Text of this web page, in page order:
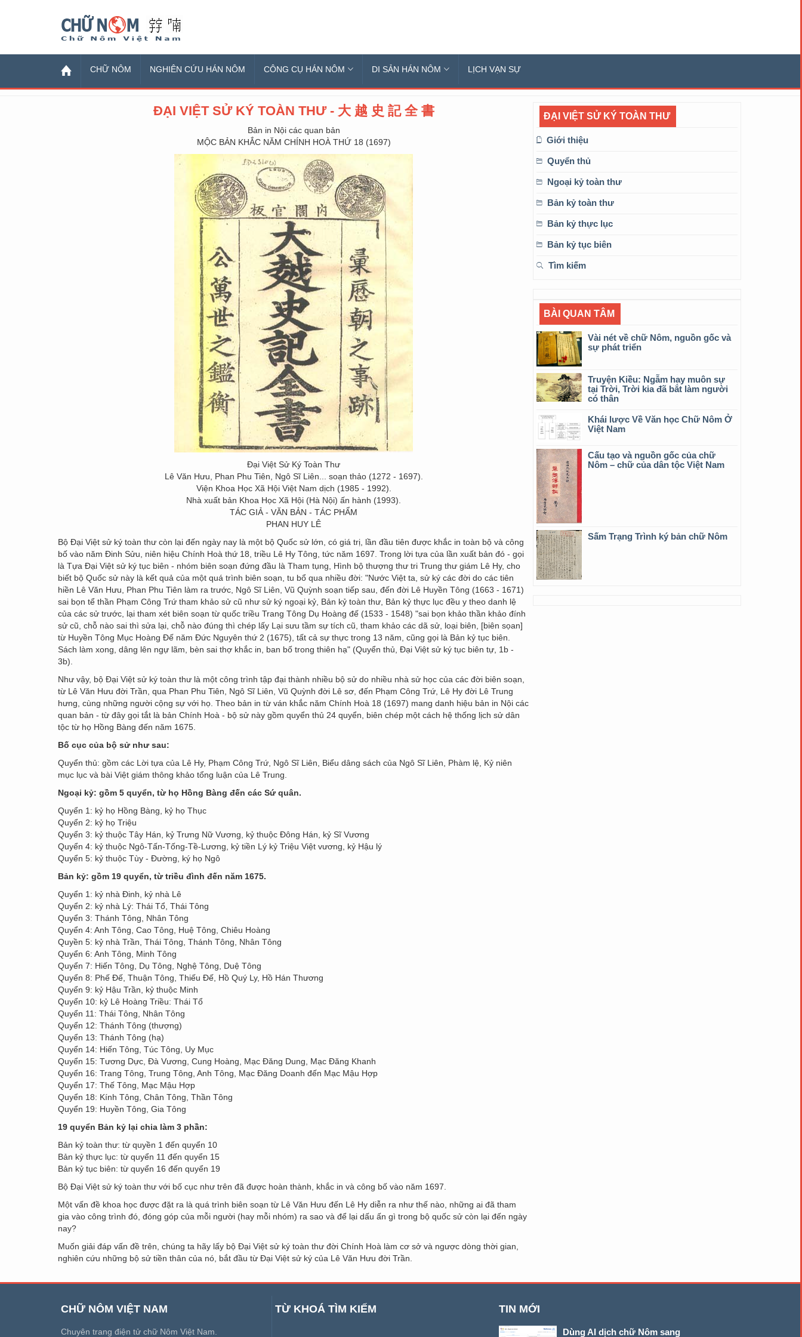
CHỮ NÔM NGHIÊN CỨU HÁN NÔM CÔNG CỤ HÁN NÔM DI SẢN HÁN NÔM LỊCH VẠN SỰ
ĐẠI VIỆT SỬ KÝ TOÀN THƯ - 大 越 史 記 全 書
Bản in Nội các quan bản
MỘC BẢN KHẮC NĂM CHÍNH HOÀ THỨ 18 (1697)
Đại Việt Sử Ký Toàn Thư
Lê Văn Hưu, Phan Phu Tiên, Ngô Sĩ Liên... soạn thảo (1272 - 1697).
Viện Khoa Học Xã Hội Việt Nam dịch (1985 - 1992).
Nhà xuất bản Khoa Học Xã Hội (Hà Nội) ấn hành (1993).
TÁC GIẢ - VĂN BẢN - TÁC PHẨM
PHAN HUY LÊ
Bộ Đại Việt sử ký toàn thư còn lại đến ngày nay là một bộ Quốc sử lớn, có giá trị, lần đầu tiên được khắc in toàn bộ và công
bố vào năm Đinh Sửu, niên hiệu Chính Hoà thứ 18, triều Lê Hy Tông, tức năm 1697. Trong lời tựa của lần xuất bản đó - gọi
là Tựa Đại Việt sử ký tục biên - nhóm biên soạn đứng đầu là Tham tụng, Hình bộ thượng thư tri Trung thư giám Lê Hy, cho
biết bộ Quốc sử này là kết quả của một quá trình biên soạn, tu bổ qua nhiều đời: "Nước Việt ta, sử ký các đời do các tiên
hiền Lê Văn Hưu, Phan Phu Tiên làm ra trước, Ngô Sĩ Liên, Vũ Quỳnh soạn tiếp sau, đến đời Lê Huyền Tông (1663 - 1671)
sai bọn tể thần Phạm Công Trứ tham khảo sử cũ như sử ký ngoại kỷ, Bản kỷ toàn thư, Bản kỷ thực lục đều y theo danh lệ
của các sử trước, lại tham xét biên soạn từ quốc triều Trang Tông Dụ Hoàng đế (1533 - 1548) "sai bọn khảo thần khảo đính
sử cũ, chỗ nào sai thì sửa lại, chỗ nào đúng thì chép lấy Lại sưu tầm sự tích cũ, tham khảo các dã sử, loại biên, [biên sọan]
từ Huyền Tông Mục Hoàng Đế năm Đức Nguyên thứ 2 (1675), tất cả sự thực trong 13 năm, cũng gọi là Bản kỷ tục biên.
Sách làm xong, dâng lên ngự lãm, bèn sai thợ khắc in, ban bố trong thiên hạ" (Quyển thủ, Đại Việt sử ký tục biên tự, 1b -
3b).
Như vậy, bộ Đại Việt sử ký toàn thư là một công trình tập đại thành nhiều bộ sử do nhiều nhà sử học của các đời biên soạn,
từ Lê Văn Hưu đời Trần, qua Phan Phu Tiên, Ngô Sĩ Liên, Vũ Quỳnh đời Lê sơ, đến Phạm Công Trứ, Lê Hy đời Lê Trung
hưng, cùng những người cộng sự với họ. Theo bản in từ ván khắc năm Chính Hoà 18 (1697) mang danh hiệu bản in Nội các
quan bản - từ đây gọi tắt là bản Chính Hoà - bộ sử này gồm quyển thủ 24 quyển, biên chép một cách hệ thống lịch sử dân
tộc từ họ Hồng Bàng đến năm 1675.
Bố cục của bộ sử như sau:
Quyển thủ: gồm các Lời tựa của Lê Hy, Phạm Công Trứ, Ngô Sĩ Liên, Biểu dâng sách của Ngô Sĩ Liên, Phàm lệ, Kỷ niên
mục lục và bài Việt giám thông khảo tổng luận của Lê Trung.
Ngoại kỷ: gồm 5 quyển, từ họ Hồng Bàng đến các Sứ quân.
Quyển 1: kỷ họ Hồng Bàng, kỷ họ Thục
Quyển 2: kỷ họ Triệu
Quyển 3: kỷ thuộc Tây Hán, kỷ Trưng Nữ Vương, kỷ thuộc Đông Hán, kỷ Sĩ Vương
Quyển 4: kỷ thuộc Ngô-Tấn-Tống-Tề-Lương, kỷ tiền Lý kỷ Triệu Việt vương, kỷ Hậu lý
Quyển 5: kỷ thuộc Tùy - Đường, ký họ Ngô
Bản kỷ: gồm 19 quyển, từ triều đình đến năm 1675.
Quyển 1: kỷ nhà Đinh, kỷ nhà Lê
Quyển 2: kỷ nhà Lý: Thái Tổ, Thái Tông
Quyển 3: Thánh Tông, Nhân Tông
Quyển 4: Anh Tông, Cao Tông, Huệ Tông, Chiêu Hoàng
Quyền 5: kỷ nhà Trần, Thái Tông, Thánh Tông, Nhân Tông
Quyển 6: Anh Tông, Minh Tông
Quyển 7: Hiến Tông, Dụ Tông, Nghệ Tông, Duệ Tông
Quyển 8: Phế Đế, Thuận Tông, Thiếu Đế, Hồ Quý Ly, Hồ Hán Thương
Quyển 9: kỷ Hậu Trần, kỷ thuộc Minh
Quyển 10: kỷ Lê Hoàng Triều: Thái Tổ
Quyển 11: Thái Tông, Nhân Tông
Quyển 12: Thánh Tông (thượng)
Quyển 13: Thánh Tông (hạ)
Quyển 14: Hiến Tông, Túc Tông, Uy Mục
Quyển 15: Tương Dực, Đà Vương, Cung Hoàng, Mạc Đăng Dung, Mạc Đăng Khanh
Quyển 16: Trang Tông, Trung Tông, Anh Tông, Mạc Đăng Doanh đến Mạc Mậu Hợp
Quyển 17: Thế Tông, Mạc Mậu Hợp
Quyển 18: Kính Tông, Chân Tông, Thần Tông
Quyển 19: Huyền Tông, Gia Tông
19 quyển Bản kỷ lại chia làm 3 phần:
Bản kỷ toàn thư: từ quyền 1 đến quyển 10
Bản kỷ thực lục: từ quyển 11 đến quyển 15
Bản kỷ tục biên: từ quyển 16 đến quyển 19
Bộ Đại Việt sử ký toàn thư với bố cục như trên đã được hoàn thành, khắc in và công bố vào năm 1697.
Một vấn đề khoa học được đặt ra là quá trình biên soạn từ Lê Văn Hưu đến Lê Hy diễn ra như thế nào, những ai đã tham
gia vào công trình đó, đóng góp của mỗi người (hay mỗi nhóm) ra sao và để lại dấu ấn gì trong bộ quốc sử còn lại đến ngày
nay?
Muốn giải đáp vấn đề trên, chúng ta hãy lấy bộ Đại Việt sử ký toàn thư đời Chính Hoà làm cơ sở và ngược dòng thời gian,
nghiên cứu những bộ sử tiền thân của nó, bắt đầu từ Đại Việt sử ký của Lê Văn Hưu đời Trần.
ĐẠI VIỆT SỬ KÝ TOÀN THƯ
Giới thiệu
Quyển thủ
Ngoại kỷ toàn thư
Bản kỷ toàn thư
Bản kỷ thực lục
Bản kỷ tục biên
Tìm kiếm
BÀI QUAN TÂM
Vài nét về chữ Nôm, nguồn gốc và
sự phát triển
Truyện Kiều: Ngẫm hay muôn sự
tại Trời, Trời kia đã bắt làm người
có thân
Khái lược Về Văn học Chữ Nôm Ở
Việt Nam
Cấu tạo và nguồn gốc của chữ
Nôm – chữ của dân tộc Việt Nam
Sấm Trạng Trình ký bản chữ Nôm
CHỮ NÔM VIỆT NAM
Chuyên trang điện tử chữ Nôm Việt Nam.
TỪ KHOÁ TÌM KIẾM TIN MỚI
Dùng AI dịch chữ Nôm sang